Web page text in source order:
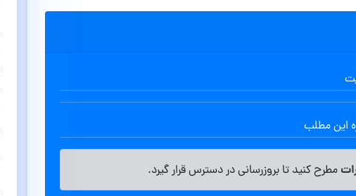
این مطلب
مطرح کنید تا بروزرسانی در دسترس قرار گیرد.